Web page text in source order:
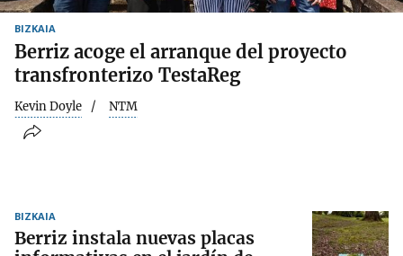
BIZKAIA
Berriz acoge el arranque del proyecto
transfronterizo TestaReg
Kevin Doyle NTM
BIZKAIA
Berriz instala nuevas placas